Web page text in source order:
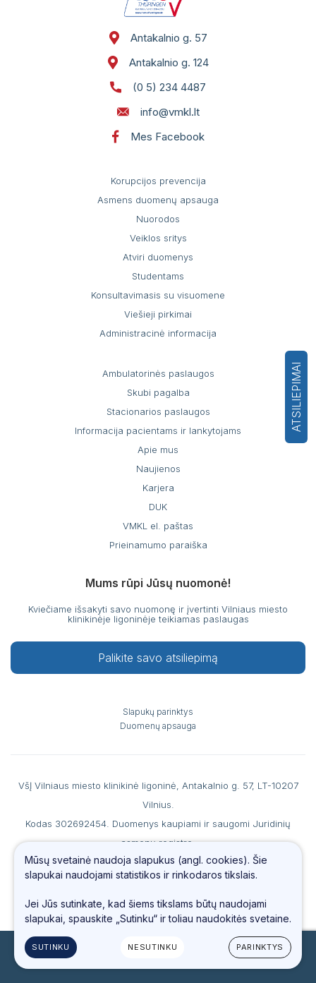
Antakalnio g. 57
Antakalnio g. 124
(0 5) 234 4487
info@vmkl.lt
Mes Facebook
Korupcijos prevencija
Asmens duomenų apsauga
Nuorodos
Veiklos sritys
Atviri duomenys
Studentams
Konsultavimasis su visuomene
Viešieji pirkimai
Administracinė informacija
Ambulatorinės paslaugos
Skubi pagalba
Stacionarios paslaugos
Informacija pacientams ir lankytojams
Apie mus
Naujienos
Karjera
DUK
VMKL el. paštas
Prieinamumo paraiška
Mums rūpi Jūsų nuomonė!
Kviečiame išsakyti savo nuomonę ir įvertinti Vilniaus miesto
klinikinėje ligoninėje teikiamas paslaugas
Palikite savo atsiliepimą
Slapukų parinktys
Duomenų apsauga
VšĮ Vilniaus miesto klinikinė ligoninė, Antakalnio g. 57, LT-10207
Vilnius.
Kodas 302692454. Duomenys kaupiami ir saugomi Juridinių
asmenų registre.
A. s. LT867044060007990186 AB SEB banke, b. k. 70440, PVM
mokėtojo kodas LT100006560213.
Tel.(0 5) 234 4487, faks. (0 5) 234 69 66, el. paštasinfo@vmkl.lt
© 2023 Visos teisės saugomos
ATSILIEPIMAI
Mūsų svetainė naudoja slapukus (angl. cookies). Šie
slapukai naudojami statistikos ir rinkodaros tikslais.
Jei Jūs sutinkate, kad šiems tikslams būtų naudojami
slapukai, spauskite „Sutinku“ ir toliau naudokitės svetaine.
SUTINKU NESUTINKU PARINKTYS